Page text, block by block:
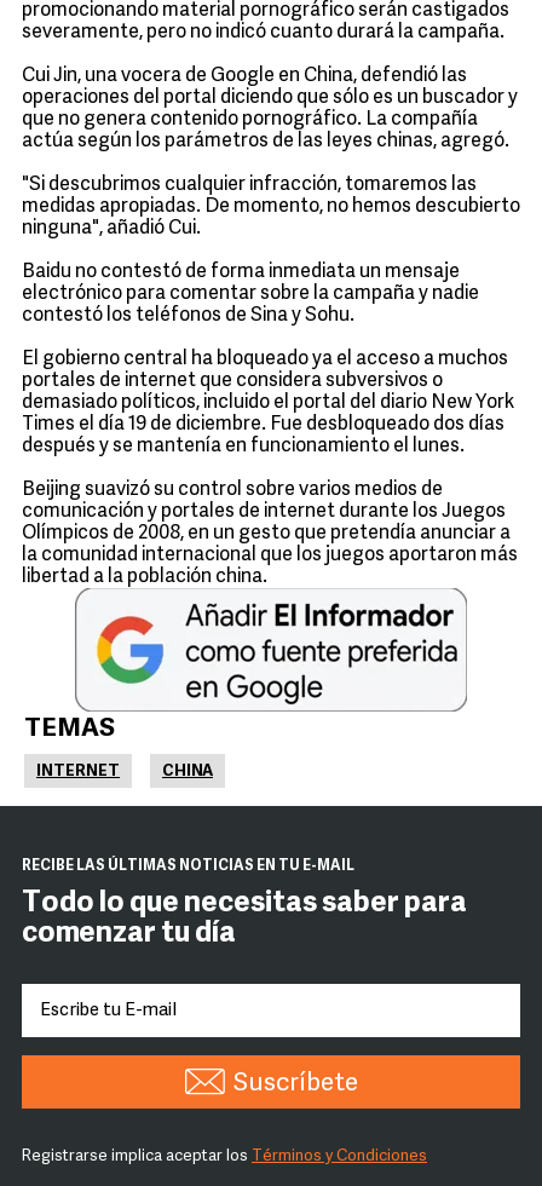
promocionando material pornográfico serán castigados
severamente, pero no indicó cuanto durará la campaña.
Cui Jin, una vocera de Google en China, defendió las
operaciones del portal diciendo que sólo es un buscador y
que no genera contenido pornográfico. La compañía
actúa según los parámetros de las leyes chinas, agregó.
"Si descubrimos cualquier infracción, tomaremos las
medidas apropiadas. De momento, no hemos descubierto
ninguna", añadió Cui.
Baidu no contestó de forma inmediata un mensaje
electrónico para comentar sobre la campaña y nadie
contestó los teléfonos de Sina y Sohu.
El gobierno central ha bloqueado ya el acceso a muchos
portales de internet que considera subversivos o
demasiado políticos, incluido el portal del diario New York
Times el día 19 de diciembre. Fue desbloqueado dos días
después y se mantenía en funcionamiento el lunes.
Beijing suavizó su control sobre varios medios de
comunicación y portales de internet durante los Juegos
Olímpicos de 2008, en un gesto que pretendía anunciar a
la comunidad internacional que los juegos aportaron más
libertad a la población china.
TEMAS
INTERNET CHINA
RECIBE LAS ÚLTIMAS NOTICIAS EN TU E-MAIL
Todo lo que necesitas saber para
comenzar tu día
Suscríbete
Registrarse implica aceptar los Términos y Condiciones